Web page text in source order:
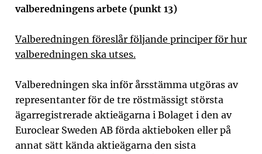
valberedningens arbete (punkt 13)
Valberedningen föreslår följande principer för hur
valberedningen ska utses.
Valberedningen ska inför årsstämma utgöras av
representanter för de tre röstmässigt största
ägarregistrerade aktieägarna i Bolaget i den av
Euroclear Sweden AB förda aktieboken eller på
annat sätt kända aktieägarna den sista